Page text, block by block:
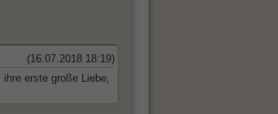
(16.07.2018 18:19)
erste große Liebe,